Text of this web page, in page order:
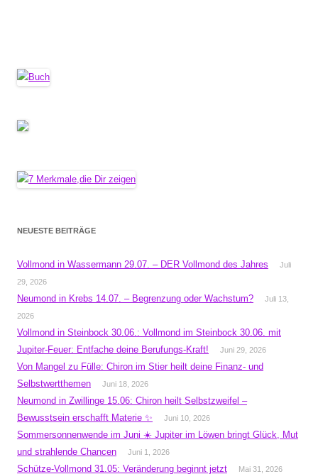
NEUESTE BEITRÄGE
Vollmond in Wassermann 29.07. – DER Vollmond des Jahres
Juli
29, 2026
Neumond in Krebs 14.07. – Begrenzung oder Wachstum?
Juli 13,
2026
Vollmond in Steinbock 30.06.: Vollmond im Steinbock 30.06. mit
Jupiter-Feuer: Entfache deine Berufungs-Kraft!
Juni 29, 2026
Von Mangel zu Fülle: Chiron im Stier heilt deine Finanz- und
Selbstwertthemen
Juni 18, 2026
Neumond in Zwillinge 15.06: Chiron heilt Selbstzweifel –
Bewusstsein erschafft Materie ✨
Juni 10, 2026
Sommersonnenwende im Juni ☀️ Jupiter im Löwen bringt Glück, Mut
und strahlende Chancen
Juni 1, 2026
Schütze-Vollmond 31.05: Veränderung beginnt jetzt Mai 31, 2026